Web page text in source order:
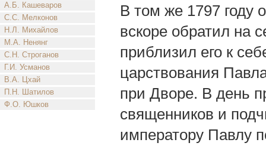
А.Б. Кашеваров
С.С. Мелконов
Н.Л. Михайлов
М.А. Ненянг
С.Н. Строганов
Г.И. Усманов
В.А. Цхай
П.Н. Шатилов
Ф.О. Юшков
В том же 1797 году
вскоре обратил на
приблизил его к
царствования
при Дворе. В день
священников и
императору Павлу